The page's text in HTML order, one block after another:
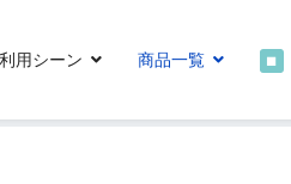
利用シーン 商品一覧 ■